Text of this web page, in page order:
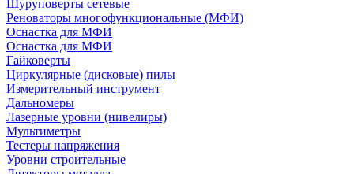
Шуруповерты сетевые
Реноваторы многофункциональные (МФИ)
Оснастка для МФИ
Оснастка для МФИ
Гайковерты
Циркулярные (дисковые) пилы
Измерительный инструмент
Дальномеры
Лазерные уровни (нивелиры)
Мультиметры
Тестеры напряжения
Уровни строительные